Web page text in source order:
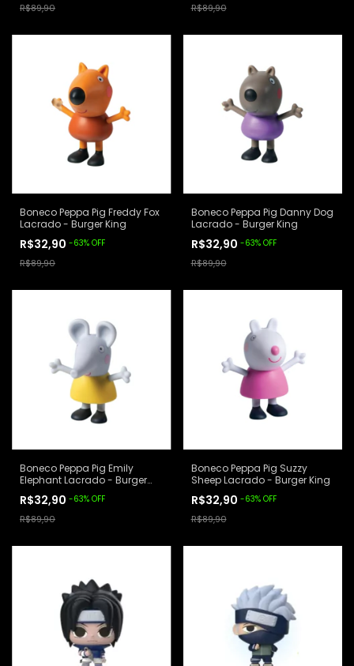
R$89,90 R$89,90
Boneco Peppa Pig Freddy Fox
Lacrado - Burger King
R$32,90 -63% OFF
R$89,90
Boneco Peppa Pig Danny Dog
Lacrado - Burger King
R$32,90 -63% OFF
R$89,90
Boneco Peppa Pig Emily
Elephant Lacrado - Burger
R$32,90 -63% OFF
R$89,90
Boneco Peppa Pig Suzzy
Sheep Lacrado - Burger King
R$32,90 -63% OFF
R$89,90